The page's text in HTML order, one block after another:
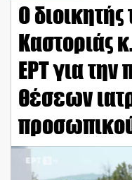
Ο
Καστοριάς
ΕΡΤ για
θέσεων